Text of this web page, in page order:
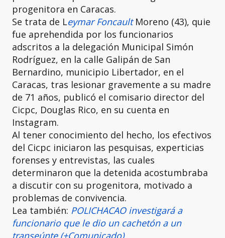
progenitora en Caracas.
Se trata de Leymar FoncaultMoreno (43), quie
fue aprehendida por los funcionarios
adscritos a la delegación Municipal Simón
Rodríguez, en la calle Galipán de San
Bernardino, municipio Libertador, en el
Caracas, tras lesionar gravemente a su madre
de 71 años, publicó el comisario director del
Cicpc, Douglas Rico, en su cuenta en
Instagram.
Al tener conocimiento del hecho, los efectivos
del Cicpc iniciaron las pesquisas, experticias
forenses y entrevistas, las cuales
determinaron que la detenida acostumbraba
a discutir con su progenitora, motivado a
problemas de convivencia.
Lea también: POLICHACAO investigará a
funcionario que le dio un cachetón a un
transeúnte (+Comunicado)